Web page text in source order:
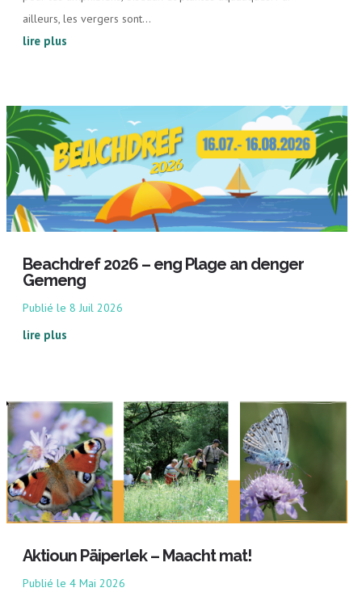
ailleurs, les vergers sont...
lire plus
Beachdref 2026 – eng Plage an denger
Gemeng
8 Juil 2026
lire plus
Aktioun Päiperlek – Maacht mat!
4 Mai 2026